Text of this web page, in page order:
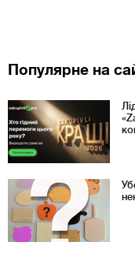
Популярне на